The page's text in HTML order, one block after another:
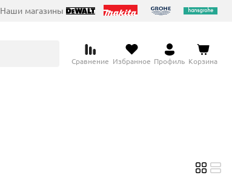
Наши магазины
Сравнение Избранное Профиль Корзина